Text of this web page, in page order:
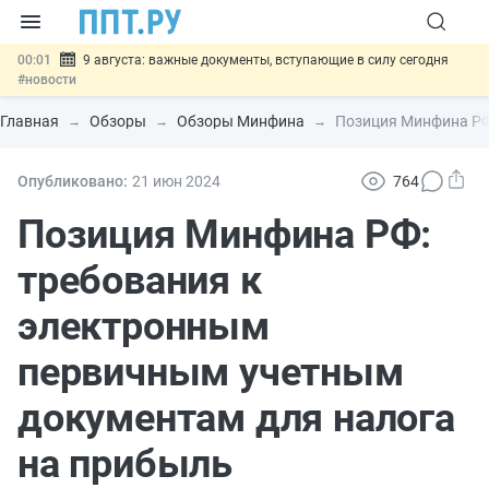
00:01
9 августа: важные документы, вступающие в силу сегодня
#новости
07.08 Подписан закон о блокировке продажи опасных товаров через
«Честный знак»#новости
07.08 Госпошлину за устранение ошибок в документах предлагают
07.08
Разработают единые критерии трудовых и ГПХ-
отношений #новости
Главная Обзоры Обзоры Минфина Позиция Минфина
Опубликовано: 21 июн 2024 764
Позиция Минфина РФ:
требования к
электронным
первичным учетным
документам для налога
на прибыль